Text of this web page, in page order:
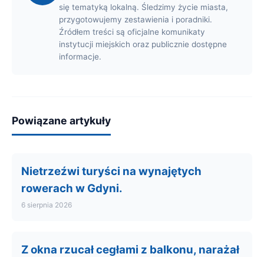
się tematyką lokalną. Śledzimy życie miasta,
przygotowujemy zestawienia i poradniki.
Źródłem treści są oficjalne komunikaty
instytucji miejskich oraz publicznie dostępne
informacje.
Powiązane artykuły
Nietrzeźwi turyści na wynajętych
rowerach w Gdyni.
6 sierpnia 2026
Z okna rzucał cegłami z balkonu, narażał